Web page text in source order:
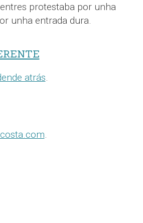
protestaba por unha
unha entrada dura.
atrás.
.